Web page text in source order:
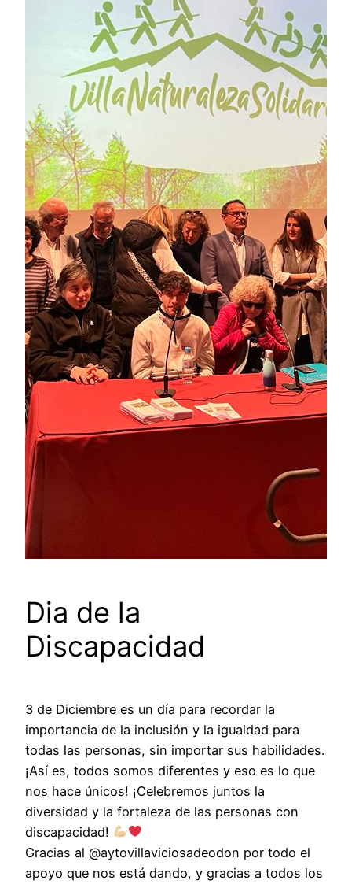
Dia de la
Discapacidad
3 de Diciembre es un día para recordar la
importancia de la inclusión y la igualdad para
todas las personas, sin importar sus habilidades.
¡Así es, todos somos diferentes y eso es lo que
nos hace únicos! ¡Celebremos juntos la
diversidad y la fortaleza de las personas con
discapacidad!
Gracias al @aytovillaviciosadeodon por todo el
apoyo que nos está dando, y gracias a todos los